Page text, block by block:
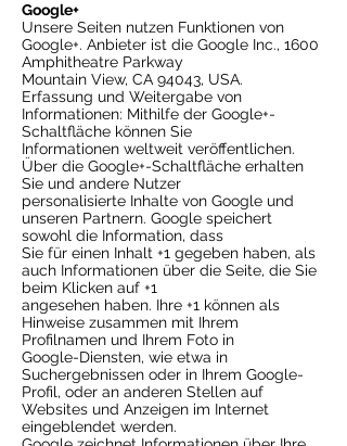
Google+
Unsere Seiten nutzen Funktionen von
Google+. Anbieter ist die Google Inc., 1600
Amphitheatre Parkway
Mountain View, CA 94043, USA.
Erfassung und Weitergabe von
Informationen: Mithilfe der Google+-
Schaltfläche können Sie
Informationen weltweit veröffentlichen.
Über die Google+-Schaltfläche erhalten
Sie und andere Nutzer
personalisierte Inhalte von Google und
unseren Partnern. Google speichert
sowohl die Information, dass
Sie für einen Inhalt +1 gegeben haben, als
auch Informationen über die Seite, die Sie
beim Klicken auf +1
angesehen haben. Ihre +1 können als
Hinweise zusammen mit Ihrem
Profilnamen und Ihrem Foto in
Google-Diensten, wie etwa in
Suchergebnissen oder in Ihrem Google-
Profil, oder an anderen Stellen auf
Websites und Anzeigen im Internet
eingeblendet werden.